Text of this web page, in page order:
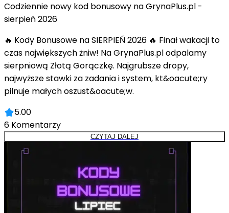
Codziennie nowy kod bonusowy na GrynaPlus.pl -
sierpień 2026
🔥 Kody Bonusowe na SIERPIEŃ 2026 🔥 Finał wakacji to
czas największych żniw! Na GrynaPlus.pl odpalamy
sierpniową Złotą Gorączkę. Najgrubsze dropy,
najwyższe stawki za zadania i system, kt&oacute;ry
pilnuje małych oszust&oacute;w.
5.00
6 Komentarzy
CZYTAJ DALEJ